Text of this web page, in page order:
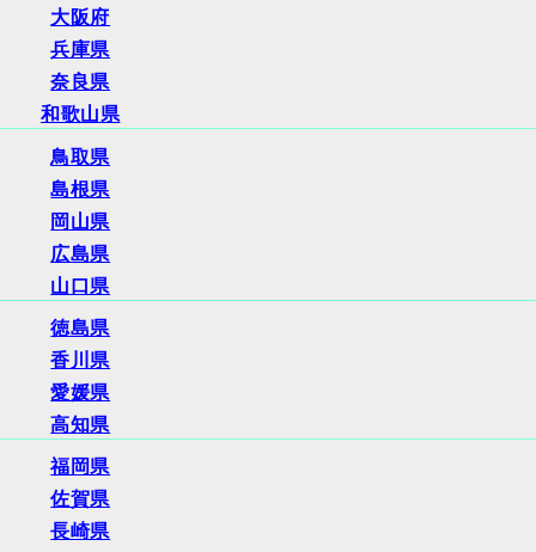
大阪府
兵庫県
奈良県
和歌山県
鳥取県
島根県
岡山県
広島県
山口県
徳島県
香川県
愛媛県
高知県
福岡県
佐賀県
長崎県